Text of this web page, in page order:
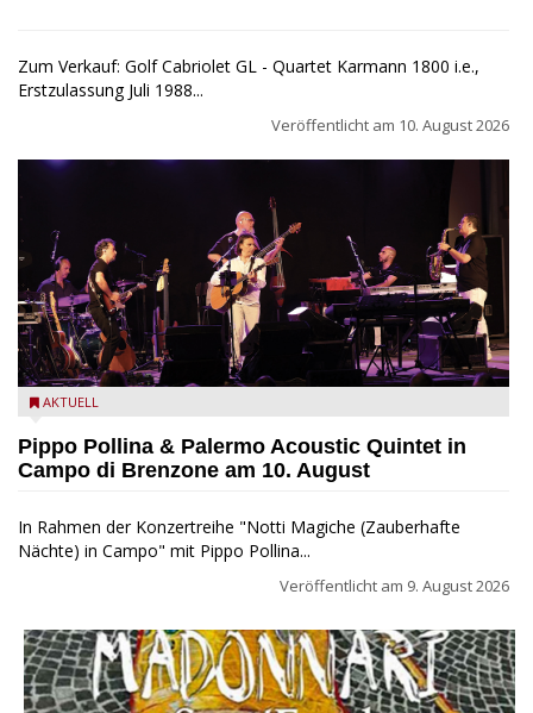
Zum Verkauf: Golf Cabriolet GL - Quartet Karmann 1800 i.e.,
Erstzulassung Juli 1988...
Veröffentlicht am 10. August 2026
Pippo Pollina im Konzert mit dem Palermo Acoustic Quintet
AKTUELL
Pippo Pollina & Palermo Acoustic Quintet in
Campo di Brenzone am 10. August
In Rahmen der Konzertreihe "Notti Magiche (Zauberhafte
Nächte) in Campo" mit Pippo Pollina...
Veröffentlicht am 9. August 2026